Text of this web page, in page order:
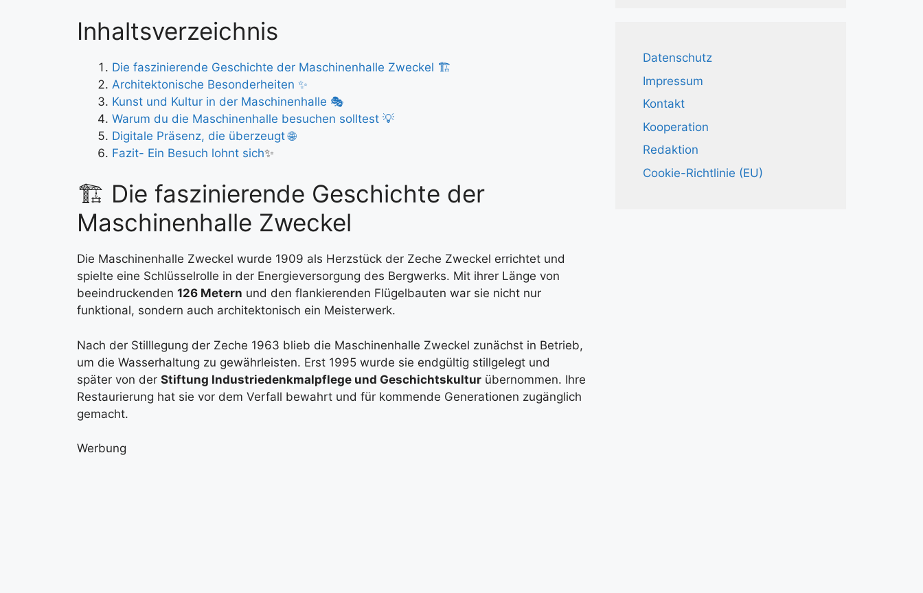
Inhaltsverzeichnis
Die faszinierende Geschichte der Maschinenhalle Zweckel 🏗️
Architektonische Besonderheiten ✨
Kunst und Kultur in der Maschinenhalle 🎭
Warum du die Maschinenhalle besuchen solltest 💡
Digitale Präsenz, die überzeugt 🌐
Fazit- Ein Besuch lohnt sich✨
🏗️ Die faszinierende Geschichte der
Maschinenhalle Zweckel
Die Maschinenhalle Zweckel wurde 1909 als Herzstück der Zeche Zweckel errichtet und
spielte eine Schlüsselrolle in der Energieversorgung des Bergwerks. Mit ihrer Länge von
beeindruckenden 126 Metern und den flankierenden Flügelbauten war sie nicht nur
funktional, sondern auch architektonisch ein Meisterwerk.
Nach der Stilllegung der Zeche 1963 blieb die Maschinenhalle Zweckel zunächst in Betrieb,
um die Wasserhaltung zu gewährleisten. Erst 1995 wurde sie endgültig stillgelegt und
später von der Stiftung Industriedenkmalpflege und Geschichtskultur übernommen. Ihre
Restaurierung hat sie vor dem Verfall bewahrt und für kommende Generationen zugänglich
gemacht.
Werbung
Datenschutz
Impressum
Kontakt
Kooperation
Redaktion
Cookie-Richtlinie (EU)